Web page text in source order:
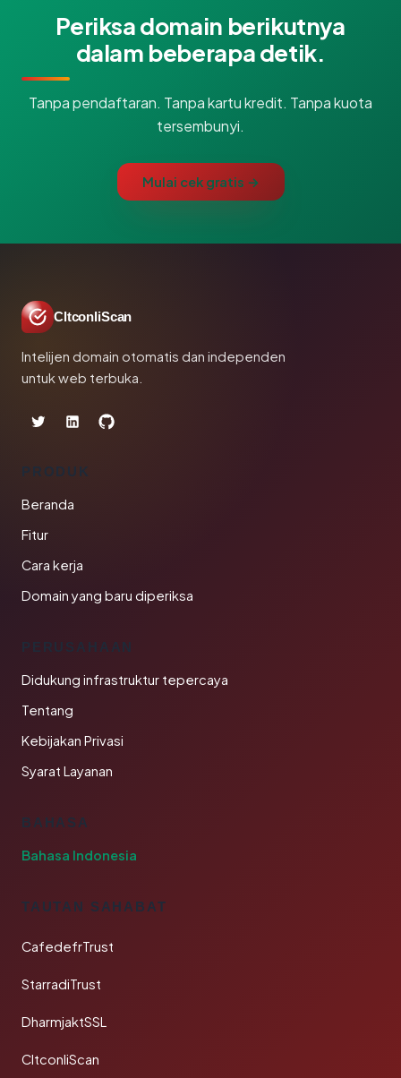
Periksa domain berikutnya
dalam beberapa detik.
Tanpa pendaftaran. Tanpa kartu kredit. Tanpa kuota
tersembunyi.
Mulai cek gratis →
CltconliScan
Intelijen domain otomatis dan independen
untuk web terbuka.
PRODUK
Beranda
Fitur
Cara kerja
Domain yang baru diperiksa
PERUSAHAAN
Didukung infrastruktur tepercaya
Tentang
Kebijakan Privasi
Syarat Layanan
BAHASA
Bahasa Indonesia
TAUTAN SAHABAT
CafedefrTrust
StarradiTrust
DharmjaktSSL
CltconliScan